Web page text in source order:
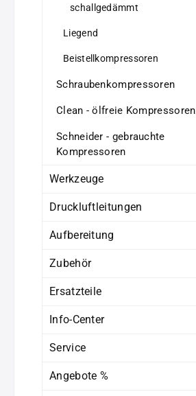
schallgedämmt
Liegend
Beistellkompressoren
Schraubenkompressoren
Clean - ölfreie Kompressoren
Schneider - gebrauchte
Kompressoren
Werkzeuge
Druckluftleitungen
Aufbereitung
Zubehör
Ersatzteile
Info-Center
Service
Angebote %